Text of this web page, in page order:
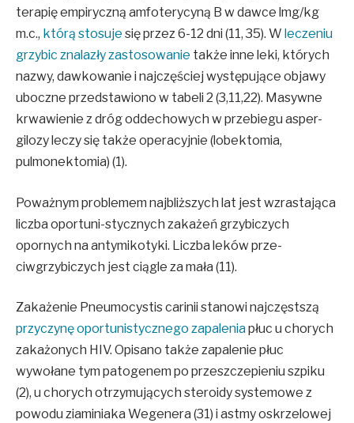
terapię empiryczną amfoterycyną B w dawce lmg/kg
m.c., którą stosuje się przez 6-12 dni (11, 35). W leczeniu
grzybic znalazły zastosowanie także inne leki, których
nazwy, dawkowanie i najczęściej występujące objawy
uboczne przedstawiono w tabeli 2 (3,11,22). Masywne
krwawienie z dróg oddechowych w przebiegu asper-
gilozy leczy się także operacyjnie (lobektomia,
pulmonektomia) (1).
Poważnym problemem najbliższych lat jest wzrastająca
liczba oportuni-stycznych zakażeń grzybiczych
opornych na antymikotyki. Liczba leków prze-
ciwgrzybiczych jest ciągle za mała (11).
Zakażenie Pneumocystis carinii stanowi najczęstszą
przyczynę oportunistycznego zapaleniapłuc u chorych
zakażonych HIV. Opisano także zapalenie płuc
wywołane tym patogenem po przeszczepieniu szpiku
(2), u chorych otrzymujących steroidy systemowe z
powodu ziaminiaka Wegenera (31) i astmy oskrzelowej